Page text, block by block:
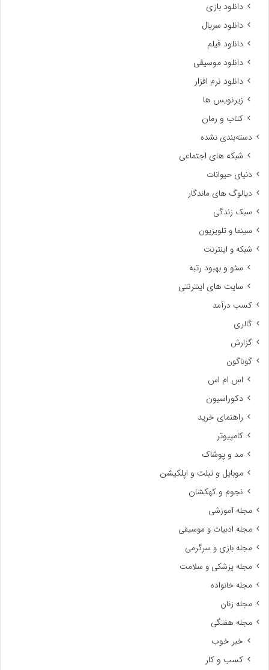
دانلود بازی
دانلود سریال
دانلود فیلم
دانلود موسیقی
دانلود نرم افزار
زیرنویس ها
کتاب و رمان
دسته‌بندی نشده
شبکه های اجتماعی
دنیای حیوانات
دیالوگ های ماندگار
سبک زندگی
سینما و تلویزیون
شبکه و اینترنت
سئو و بهبود رتبه
سایت های اینترنتی
کسب درآمد
گالری
گزارش
گوناگون
اس ام اس
دکوراسیون
راهنمای خرید
کامپیوتر
مد و پوشاک
موبایل و تبلت و اپلکیشن
نجوم و کهکشان
مجله آموزشی
مجله ادبیات و موسیقی
مجله بازی و سرگرمی
مجله پزشکی و سلامت
مجله خانواده
مجله زنان
مجله هفتگی
خبر خوب
کسب و کار